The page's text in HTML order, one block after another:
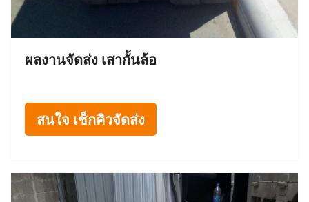
ผลงานจัดส่ง เสากั้นล้อ
สนใจ เช็กคิวจัดส่ง